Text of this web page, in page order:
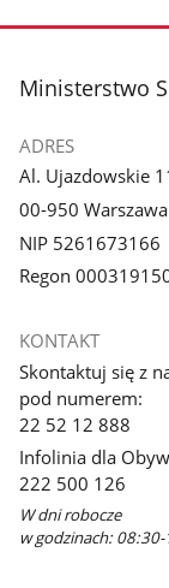
stopka
Ministerstwo
ADRES
Al. Ujazdowskie
00-950 Warszawa
NIP 5261673166
Regon
KONTAKT
Skontaktuj się z
pod numerem:
22 52 12 888
Infolinia dla
222 500 126
W dni robocze
w godzinach: